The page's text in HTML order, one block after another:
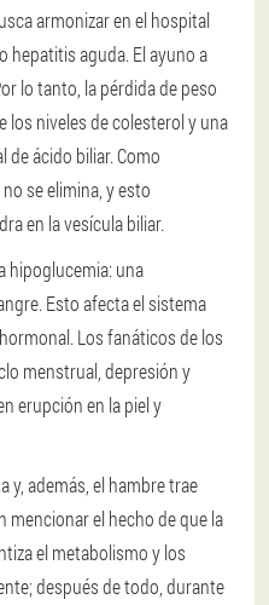
armonizar en el hospital
hepatitis aguda. El ayuno a
lo tanto, la pérdida de peso
los niveles de colesterol y una
ácido biliar. Como
se elimina, y esto
en la vesícula biliar.
hipoglucemia: una
Esto afecta el sistema
Los fanáticos de los
menstrual, depresión y
erupción en la piel y
y, además, el hambre trae
mencionar el hecho de que la
el metabolismo y los
después de todo, durante